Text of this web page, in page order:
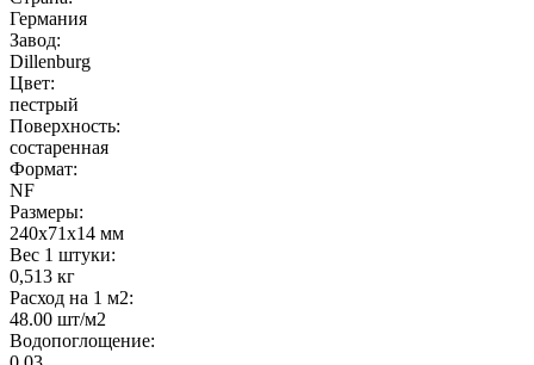
Германия
Завод:
Dillenburg
Цвет:
пестрый
Поверхность:
состаренная
Формат:
NF
Размеры:
240x71x14 мм
Вес 1 штуки:
0,513 кг
Расход на 1 м2:
48.00 шт/м2
Водопоглощение: